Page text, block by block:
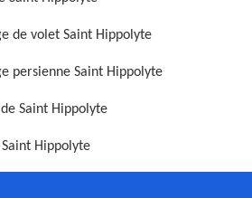
de volet Saint Hippolyte
persienne Saint Hippolyte
Saint Hippolyte
Hippolyte